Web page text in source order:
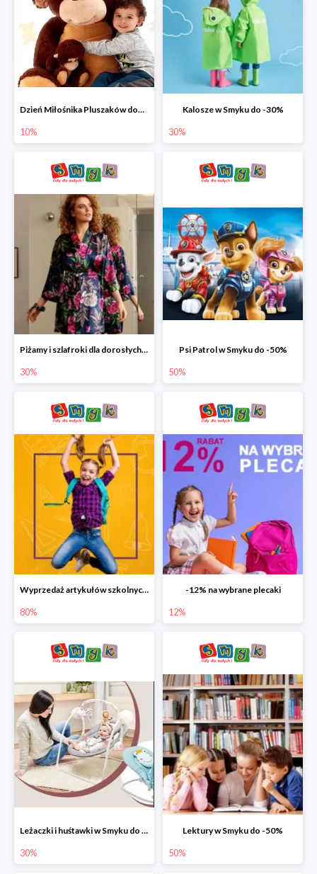
Dzień Miłośnika Pluszaków dodatkowy rabat -10%
10%
Kalosze w Smyku do -30%
30%
Piżamy i szlafroki dla dorosłych w Smyku do -30%
30%
Psi Patrol w Smyku do -50%
50%
Wyprzedaż artykułów szkolnych w Smyku do -80%
80%
-12% na wybrane plecaki
12%
Leżaczki i huśtawki w Smyku do -30%
30%
Lektury w Smyku do -50%
50%